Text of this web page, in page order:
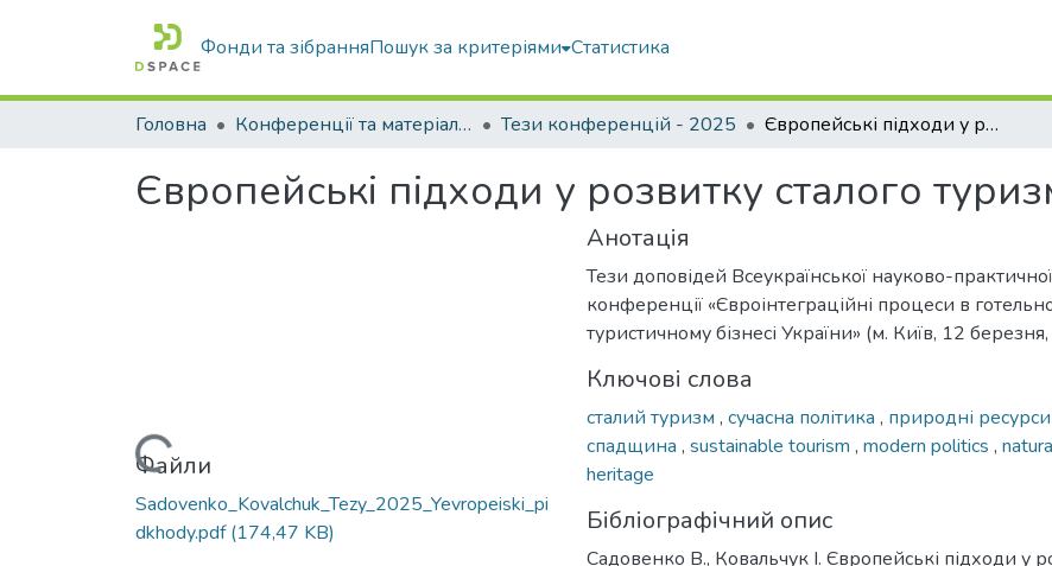
Фонди та зібранняПошук за критеріями Статистика
Головна Конференції та матеріали конференцій Тези конференцій - 2025 Європейські підходи у розвитку сталого туризму Австрії
Європейські підходи у розвитку сталого
Вантажиться...
Файли
Sadovenko_Kovalchuk_Tezy_2025_Yevropeiski_pi
dkhody.pdf(174,47 KB)
Анотація
Тези доповідей Всеукраїнської науково-
конференції «Євроінтеграційні процеси в
туристичному бізнесі України» (м. Київ, 12
Ключові слова
сталий туризм , сучасна політика , природні ресурси
спадщина , sustainable tourism , modern politics ,
heritage
Бібліографічний опис
Садовенко В., Ковальчук І. Європейські підходи у